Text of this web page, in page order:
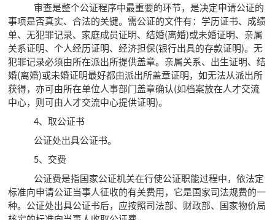
审查是整个公证程序中最重要的环节，是决定申请公证的
事项是否真实、合法的关键。需公证的文件有：学历证书、成绩
单、无犯罪记录、家庭成员证明、结婚(离婚)或未婚证明、亲属
关系证明、个人经历证明、经济担保(银行出具的存款证明)。无
犯罪记录必须由所在派出所提供盖章。亲属关系、出生证明、结
婚(离婚)或未婚证明最好都由派出所盖章证明，如无法从派出所
获得，亦可由所在单位人事部门盖章确认(如档案放在人才交流
中心，则可由人才交流中心提供证明)。
4、取公证书
公证处出具公证书。
5、交费
公证费是指国家公证机关在行使公证职能过程中，依法定
标准向申请公证当事人征收的有关费用，它是国家司法规费的一
种。公证处出具公证书后，应按照司法部、财政部、国家物价局